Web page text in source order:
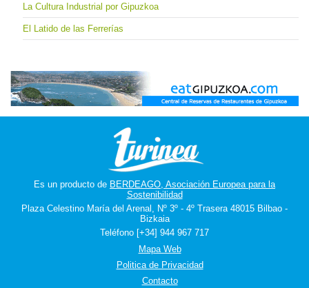
La Cultura Industrial por Gipuzkoa
El Latido de las Ferrerías
Es un producto de BERDEAGO, Asociación Europea para la
Sostenibilidad
Plaza Celestino María del Arenal, Nº 3º - 4º Trasera 48015 Bilbao -
Bizkaia
Teléfono [+34] 944 967 717
Mapa Web
Politica de Privacidad
Contacto